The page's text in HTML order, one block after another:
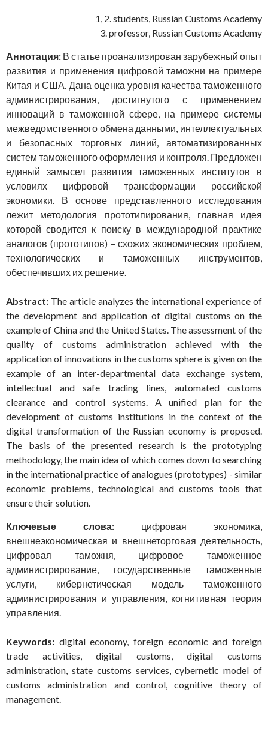
1, 2. students, Russian Customs Academy
3. professor, Russian Customs Academy
Аннотация: В статье проанализирован зарубежный опыт
развития и применения цифровой таможни на примере
Китая и США. Дана оценка уровня качества таможенного
администрирования, достигнутого с применением
инноваций в таможенной сфере, на примере системы
межведомственного обмена данными, интеллектуальных
и безопасных торговых линий, автоматизированных
систем таможенного оформления и контроля. Предложен
единый замысел развития таможенных институтов в
условиях цифровой трансформации российской
экономики. В основе представленного исследования
лежит методология прототипирования, главная идея
которой сводится к поиску в международной практике
аналогов (прототипов) – схожих экономических проблем,
технологических и таможенных инструментов,
обеспечивших их решение.
Abstract: The article analyzes the international experience of
the development and application of digital customs on the
example of China and the United States. The assessment of the
quality of customs administration achieved with the
application of innovations in the customs sphere is given on the
example of an inter-departmental data exchange system,
intellectual and safe trading lines, automated customs
clearance and control systems. A unified plan for the
development of customs institutions in the context of the
digital transformation of the Russian economy is proposed.
The basis of the presented research is the prototyping
methodology, the main idea of which comes down to searching
in the international practice of analogues (prototypes) - similar
economic problems, technological and customs tools that
ensure their solution.
Ключевые слова: цифровая экономика,
внешнеэкономическая и внешнеторговая деятельность,
цифровая таможня, цифровое таможенное
администрирование, государственные таможенные
услуги, кибернетическая модель таможенного
администрирования и управления, когнитивная теория
управления.
Keywords: digital economy, foreign economic and foreign
trade activities, digital customs, digital customs
administration, state customs services, cybernetic model of
customs administration and control, cognitive theory of
management.